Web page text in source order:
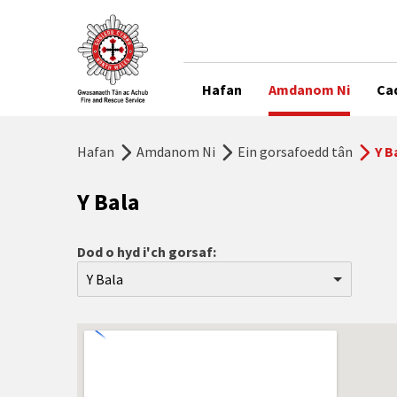
Hafan Amdanom Ni
Hafan Amdanom Ni Ein gorsafoedd tân Y
Y Bala
Dod o hyd i'ch gorsaf:
Y Bala